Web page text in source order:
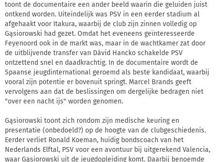
toont de documentaire een ander beeld waarin die geluiden juist
ontkend worden. Uiteindelijk was PSV in een eerder stadium al
afgehaakt voor Itakura, waarbij de club zijn zinnen volledig op
Gąsiorowski had gezet. Omdat het eveneens geïnteresseerde
Feyenoord ook in de markt was, maar in de wachtkamer zat door
de uitblijvende transfer van Dávid Hancko schakelde PSV
ontzettend snel en daadkrachtig. In de documentaire wordt de
Spaanse jeugdinternational geroemd als beste kandidaat, waarbij
vooral zijn potentie er bovenuit springt. Marcel Brands geeft
vervolgens aan dat de beslissingen om dergelijke bedragen niet
"over een nacht ijs" worden genomen.
Gąsiorowski toont zich rondom zijn medische keuring en
presentatie (onbedoeld?) op de hoogte van de clubgeschiedenis.
Eerder verliet Ronald Koeman, huidig bondscoach van het
Nederlands Elftal, PSV voor een avontuur bij uitgerekend Valencia,
waar Gąsiorowski uit de jeugdopleiding komt. Daarbij benoemde